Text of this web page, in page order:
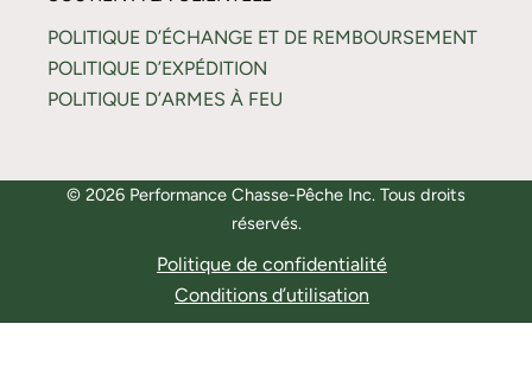
POLITIQUE D’ÉCHANGE ET DE REMBOURSEMENT
POLITIQUE D’EXPÉDITION
POLITIQUE D’ARMES À FEU
© 2026 Performance Chasse-Pêche Inc. Tous droits
réservés.
Politique de confidentialité
Conditions d’utilisation